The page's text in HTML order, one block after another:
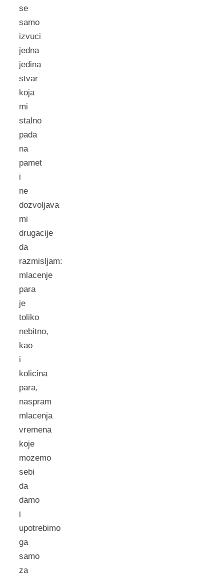
se
samo
izvuci
jedna
jedina
stvar
koja
mi
stalno
pada
na
pamet
i
ne
dozvoljava
mi
drugacije
da
razmisljam:
mlacenje
para
je
toliko
nebitno,
kao
i
kolicina
para,
naspram
mlacenja
vremena
koje
mozemo
sebi
da
damo
i
upotrebimo
ga
samo
za